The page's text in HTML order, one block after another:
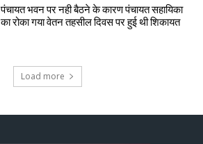
पंचायत भवन पर नही बैठने के कारण पंचायत सहायिका
का रोका गया वेतन तहसील दिवस पर हुई थी शिकायत
Load more